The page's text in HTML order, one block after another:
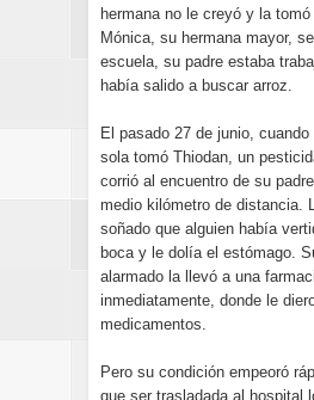
hermana no le creyó y la
Mónica, su hermana mayor,
escuela, su padre estaba
había salido a buscar arroz.
El pasado 27 de junio,
sola tomó Thiodan, un
corrió al encuentro de su
medio kilómetro de distancia.
soñado que alguien había
boca y le dolía el estómago.
alarmado la llevó a una
inmediatamente, donde le
medicamentos.
Pero su condición empeoró
que ser trasladada al hospital